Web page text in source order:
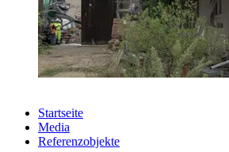
Startseite
Media
Referenzobjekte